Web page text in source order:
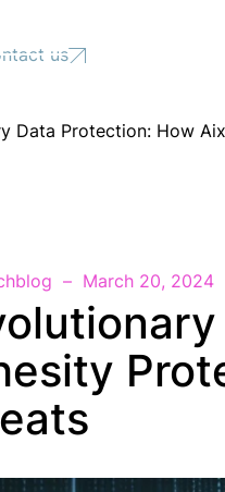
us
Data Protection: How
March 20, 2024